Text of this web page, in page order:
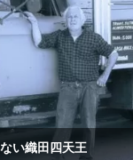
い織田四天王